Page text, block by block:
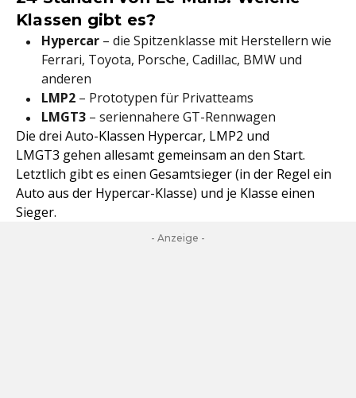
Klassen gibt es?
Hypercar – die Spitzenklasse mit Herstellern wie
Ferrari, Toyota, Porsche, Cadillac, BMW und
anderen
LMP2 – Prototypen für Privatteams
LMGT3 – seriennahere GT-Rennwagen
Die drei Auto-Klassen Hypercar, LMP2 und
LMGT3 gehen allesamt gemeinsam an den Start.
Letztlich gibt es einen Gesamtsieger (in der Regel ein
Auto aus der Hypercar-Klasse) und je Klasse einen
Sieger.
- Anzeige -